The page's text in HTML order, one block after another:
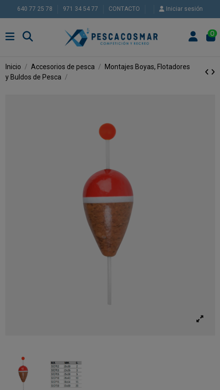
640 77 25 78 971 34 54 77 CONTACTO Iniciar sesión
0
Inicio Accesorios de pesca Montajes Boyas, Flotadores
y Buldos de Pesca